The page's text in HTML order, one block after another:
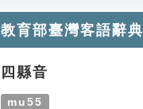
教育部臺灣客語辭典
四縣音
mu55